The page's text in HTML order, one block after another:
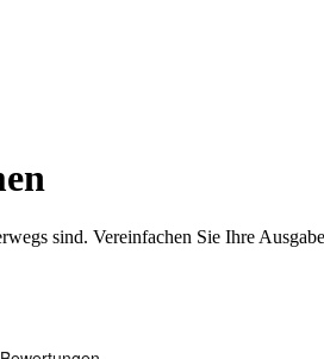
sind. Vereinfachen Sie Ihre